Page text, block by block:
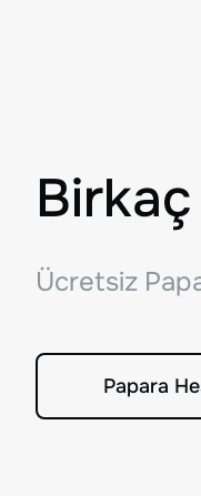
Ücretsiz
Papara